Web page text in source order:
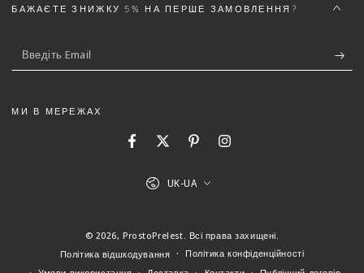
Текст відгуку (не менш 50 символів)
(Можна завантажити файли gif, jpg, png до 5 МБ)
БАЖАЄТЕ ЗНИЖКУ 5% НА ПЕРШЕ ЗАМОВЛЕННЯ?
Введіть
Email
МИ В МЕРЕЖАХ
FacebookTwitterPinterestInstagram
© 2026, ProstoPrelest. Всі права захищені.
Політика відшкодування
Політика конфіденційності
Мова
UK-UA